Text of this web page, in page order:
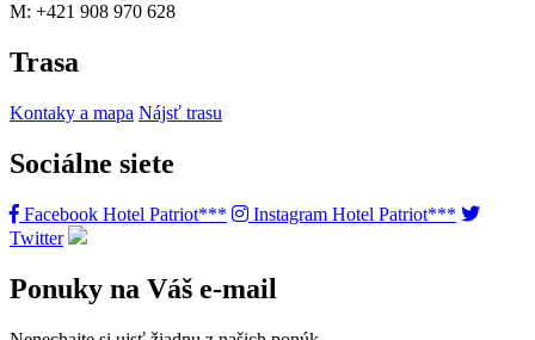
M: +421 908 970 628
Trasa
Kontaky a mapa Nájsť trasu
Sociálne siete
Facebook Hotel Patriot***
Instagram Hotel Patriot***
Twitter
Ponuky na Váš e-mail